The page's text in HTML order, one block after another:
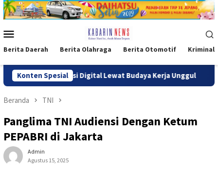
Loncat
ke
Mobile
Berita Daerah Berita Olahraga Berita Otomotif Kriminal
Konten Spesial
Transaksi Digital Lewat Budaya Kerja Unggul
Beranda TNI
Panglima TNI Audiensi Dengan Ketum
PEPABRI di Jakarta
Admin
Agustus 15, 2025